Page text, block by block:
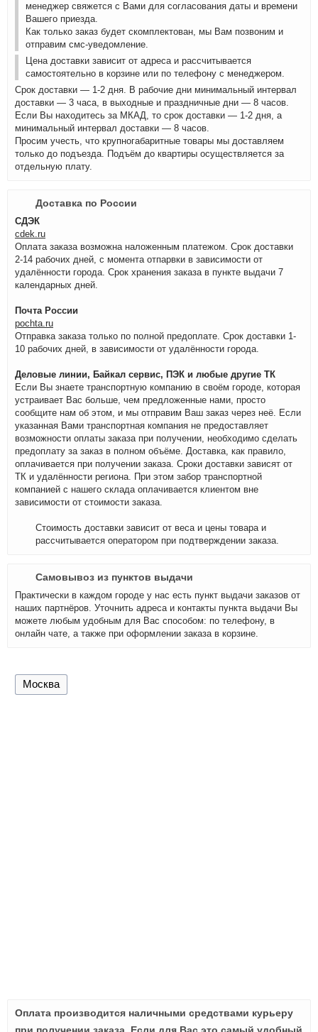
менеджер свяжется с Вами для согласования даты и времени
Вашего приезда.
Как только заказ будет скомплектован, мы Вам позвоним и
отправим смс-уведомление.
Цена доставки зависит от адреса и рассчитывается
самостоятельно в корзине или по телефону с менеджером.
Срок доставки — 1-2 дня. В рабочие дни минимальный интервал
доставки — 3 часа, в выходные и праздничные дни — 8 часов.
Если Вы находитесь за МКАД, то срок доставки — 1-2 дня, а
минимальный интервал доставки — 8 часов.
Просим учесть, что крупногабаритные товары мы доставляем
только до подъезда. Подъём до квартиры осуществляется за
отдельную плату.
Доставка по России
СДЭК
cdek.ru
Оплата заказа возможна наложенным платежом. Срок доставки
2-14 рабочих дней, с момента отпарвки в зависимости от
удалённости города. Срок хранения заказа в пункте выдачи 7
календарных дней.
Почта России
pochta.ru
Отправка заказа только по полной предоплате. Срок доставки 1-
10 рабочих дней, в зависимости от удалённости города.
Деловые линии, Байкал сервис, ПЭК и любые другие ТК
Если Вы знаете транспортную компанию в своём городе, которая
устраивает Вас больше, чем предложенные нами, просто
сообщите нам об этом, и мы отправим Ваш заказ через неё. Если
указанная Вами транспортная компания не предоставляет
возможности оплаты заказа при получении, необходимо сделать
предоплату за заказ в полном объёме. Доставка, как правило,
оплачивается при получении заказа. Сроки доставки зависят от
ТК и удалённости региона. При этом забор транспортной
компанией с нашего склада оплачивается клиентом вне
зависимости от стоимости заказа.
Стоимость доставки зависит от веса и цены товара и
рассчитывается оператором при подтверждении заказа.
Самовывоз из пунктов выдачи
Практически в каждом городе у нас есть пункт выдачи заказов от
наших партнёров. Уточнить адреса и контакты пункта выдачи Вы
можете любым удобным для Вас способом: по телефону, в
онлайн чате, а также при оформлении заказа в корзине.
Москва
Оплата производится наличными средствами курьеру